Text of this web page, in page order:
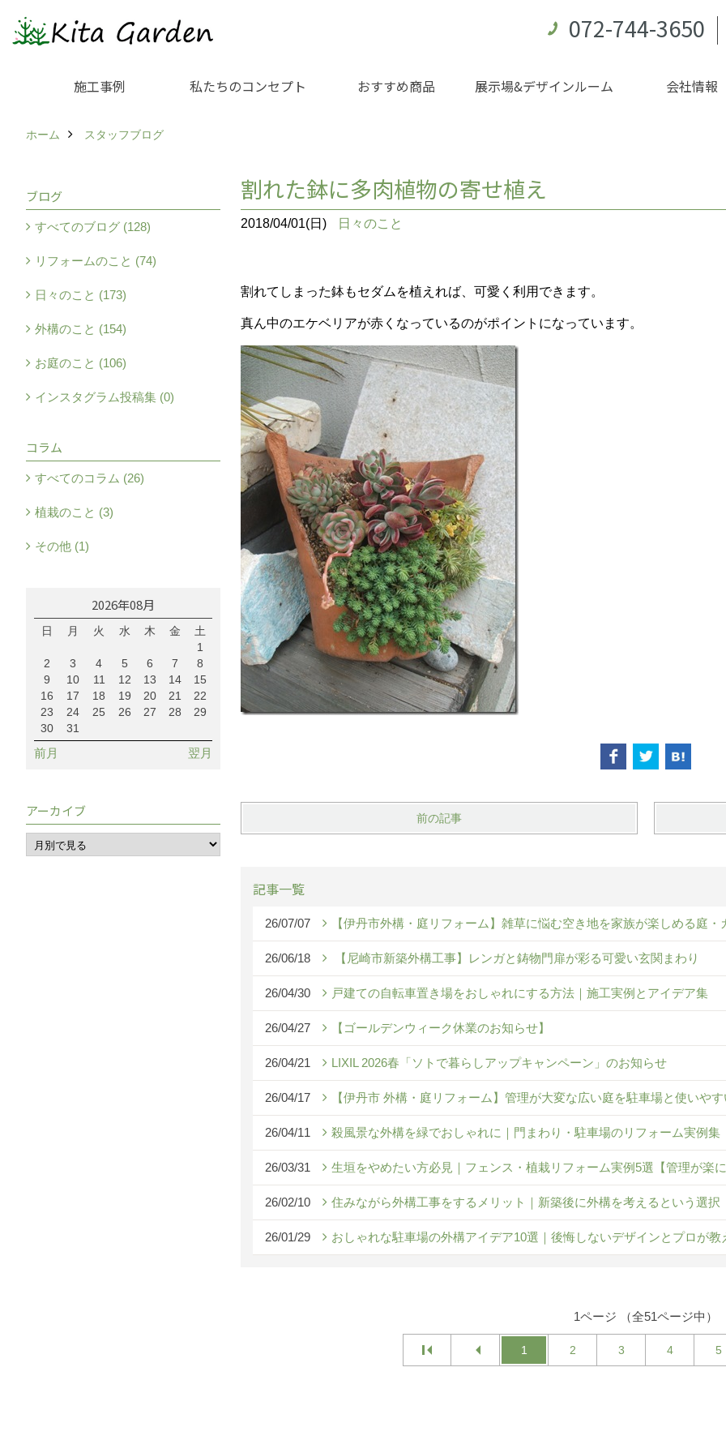
072-744-3650
施工事例 私たちのコンセプト おすすめ商品 展示場&デザインルーム 会社情報
ホーム スタッフブログ
割れた鉢に多肉植物の寄せ植え
2018/04/01(日) 日々のこと
割れてしまった鉢もセダムを植えれば、可愛く利用できます。
真ん中のエケベリアが赤くなっているのがポイントになっています。
前の記事
記事一覧
26/07/07 【伊丹市外構・庭リフォーム】雑草に悩む空き地を家族が楽しめる庭・
26/06/18 【尼崎市新築外構工事】レンガと鋳物門扉が彩る可愛い玄関まわり
26/04/30 戸建ての自転車置き場をおしゃれにする方法｜施工実例とアイデア集
26/04/27 【ゴールデンウィーク休業のお知らせ】
26/04/21 LIXIL 2026春「ソトで暮らしアップキャンペーン」のお知らせ
26/04/17 【伊丹市 外構・庭リフォーム】管理が大変な広い庭を駐車場と使いや
26/04/11 殺風景な外構を緑でおしゃれに｜門まわり・駐車場のリフォーム実例集
26/03/31 生垣をやめたい方必見｜フェンス・植栽リフォーム実例5選【管理が楽に
26/02/10 住みながら外構工事をするメリット｜新築後に外構を考えるという選択
26/01/29 おしゃれな駐車場の外構アイデア10選｜後悔しないデザインとプロが教
1ページ （全51ページ中）
1 2 3 4 5
ブログ
すべてのブログ (128)
リフォームのこと (74)
日々のこと (173)
外構のこと (154)
お庭のこと (106)
インスタグラム投稿集 (0)
コラム
すべてのコラム (26)
植栽のこと (3)
その他 (1)
2026年08月
日 月 火 水 木 金
土
1
2
3 4 5 6 7
8
9
10 11 12 13 14
15
16
17 18 19 20 21
22
23
24 25 26 27 28
29
30
31
前月 翌月
アーカイブ